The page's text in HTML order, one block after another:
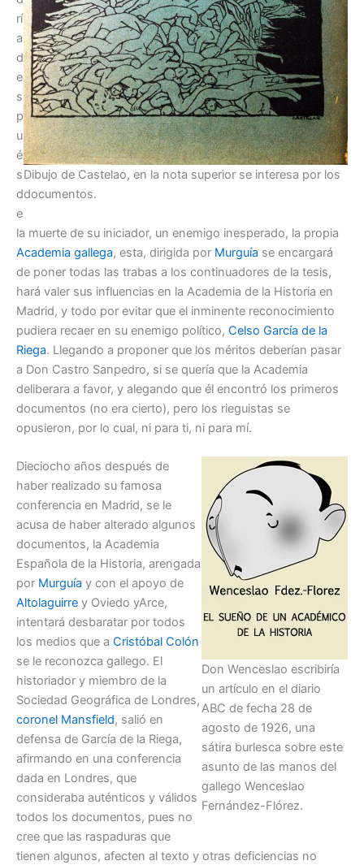
Dibujo de Castelao, en la nota superior se interesa por los
documentos.
rí
a
d
e
s
p
u
é
s
d
e
la muerte de su iniciador, un enemigo inesperado, la propia
Academia gallega, esta, dirigida por Murguía se encargará
de poner todas las trabas a los continuadores de la tesis,
hará valer sus influencias en la Academia de la Historia en
Madrid, y todo por evitar que el inminente reconocimiento
pudiera recaer en su enemigo político, Celso García de la
Riega. Llegando a proponer que los méritos deberían pasar
a Don Castro Sanpedro, si se quería que la Academia
deliberara a favor, y alegando que él encontró los primeros
documentos (no era cierto), pero los rieguistas se
opusieron, por lo cual, ni para ti, ni para mí.
Don Wenceslao escribiría
un artículo en el diario
ABC de fecha 28 de
agosto de 1926, una
sátira burlesca sobre este
asunto de las manos del
gallego Wenceslao
Fernández-Flórez.
Dieciocho años después de
haber realizado su famosa
conferencia en Madrid, se le
acusa de haber alterado algunos
documentos, la Academia
Española de la Historia, arengada
por Murguía y con el apoyo de
Altolaguirre y Oviedo yArce,
intentará desbaratar por todos
los medios que a Cristóbal Colón
se le reconozca gallego. El
historiador y miembro de la
Sociedad Geográfica de Londres,
coronel Mansfield, salió en
defensa de García de la Riega,
afirmando en una conferencia
dada en Londres, que
consideraba auténticos y válidos
todos los documentos, pues no
cree que las raspaduras que
tienen algunos, afecten al texto y otras deficiencias no